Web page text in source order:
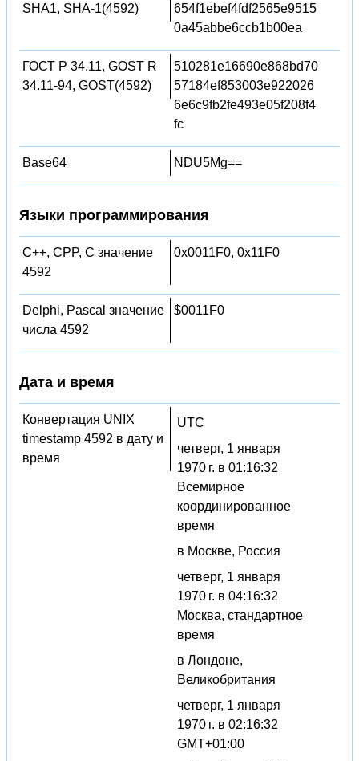
SHA1, SHA-1(4592)
654f1ebef4fdf2565e9515
0a45abbe6ccb1b00ea
ГОСТ Р 34.11, GOST R
34.11-94, GOST(4592)
510281e16690e868bd70
57184ef853003e922026
6e6c9fb2fe493e05f208f4
fc
Base64 NDU5Mg==
Языки программирования
C++, CPP, C значение
4592
0x0011F0, 0x11F0
Delphi, Pascal значение
числа 4592
$0011F0
Дата и время
Конвертация UNIX
timestamp 4592 в дату и
время
UTC
четверг, 1 января
1970 г. в 01:16:32
Всемирное
координированное
время
в Москве, Россия
четверг, 1 января
1970 г. в 04:16:32
Москва, стандартное
время
в Лондоне,
Великобритания
четверг, 1 января
1970 г. в 02:16:32
GMT+01:00